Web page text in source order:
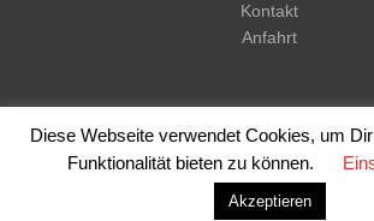
Kontakt
Anfahrt
Copyright © 2026 TAXIS
Impressum
Datenschutzerklärung
Diese Webseite verwendet Cookies, um
Funktionalität bieten zu können.
Akzeptieren